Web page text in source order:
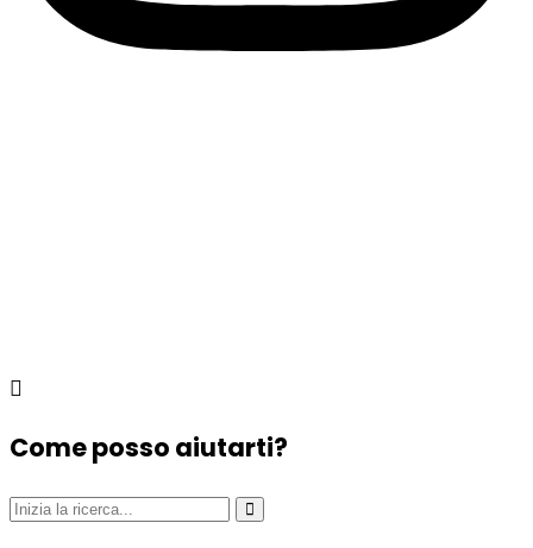
Come posso aiutarti?